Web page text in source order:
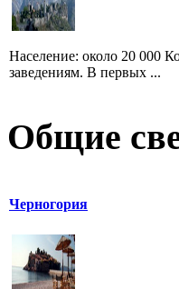
Население: около 20 000
заведениям. В первых ...
Общие
Черногория